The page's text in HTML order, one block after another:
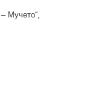
Мучето“,